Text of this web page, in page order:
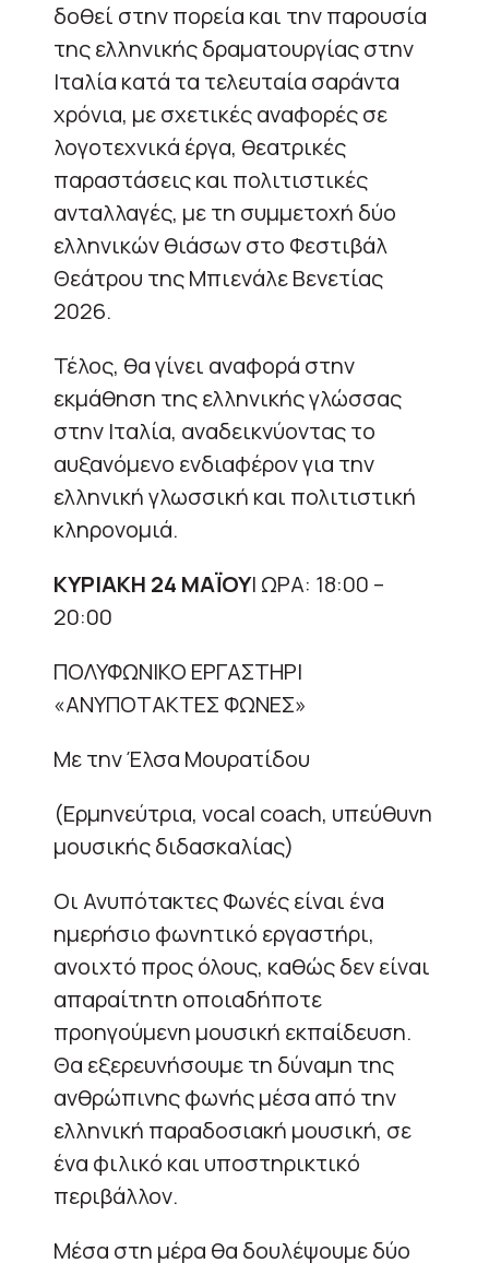
δοθεί στην πορεία και την παρουσία
της ελληνικής δραματουργίας στην
Ιταλία κατά τα τελευταία σαράντα
χρόνια, με σχετικές αναφορές σε
λογοτεχνικά έργα, θεατρικές
παραστάσεις και πολιτιστικές
ανταλλαγές, με τη συμμετοχή δύο
ελληνικών θιάσων στο Φεστιβάλ
Θεάτρου της Μπιενάλε Βενετίας
2026.
Τέλος, θα γίνει αναφορά στην
εκμάθηση της ελληνικής γλώσσας
στην Ιταλία, αναδεικνύοντας το
αυξανόμενο ενδιαφέρον για την
ελληνική γλωσσική και πολιτιστική
κληρονομιά.
ΚΥΡΙΑΚΗ 24 ΜΑΪΟΥ| ΩΡΑ: 18:00 –
20:00
ΠΟΛΥΦΩΝΙΚΟ ΕΡΓΑΣΤΗΡΙ
«ΑΝΥΠΟΤΑΚΤΕΣ ΦΩΝΕΣ»
Με την Έλσα Μουρατίδου
(Ερμηνεύτρια, vocal coach, υπεύθυνη
μουσικής διδασκαλίας)
Οι Ανυπότακτες Φωνές είναι ένα
ημερήσιο φωνητικό εργαστήρι,
ανοιχτό προς όλους, καθώς δεν είναι
απαραίτητη οποιαδήποτε
προηγούμενη μουσική εκπαίδευση.
Θα εξερευνήσουμε τη δύναμη της
ανθρώπινης φωνής μέσα από την
ελληνική παραδοσιακή μουσική, σε
ένα φιλικό και υποστηρικτικό
περιβάλλον.
Μέσα στη μέρα θα δουλέψουμε δύο